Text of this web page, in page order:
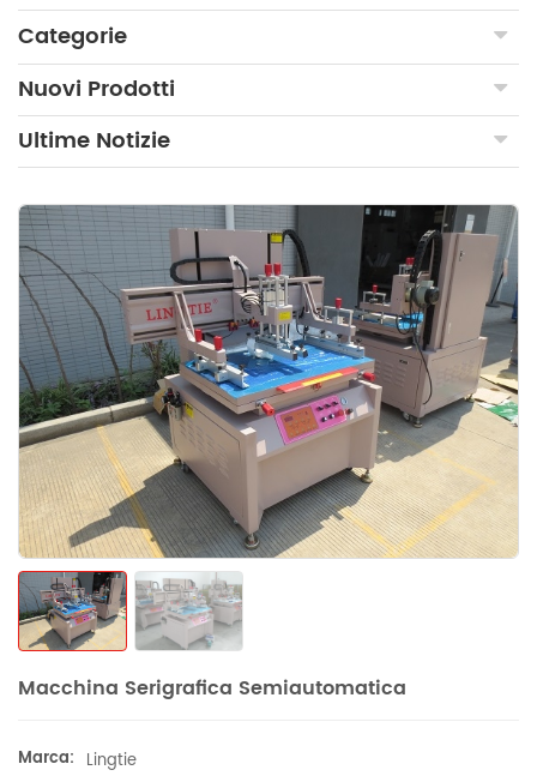
Categorie
Nuovi Prodotti
Ultime Notizie
Macchina Serigrafica Semiautomatica
Marca: Lingtie